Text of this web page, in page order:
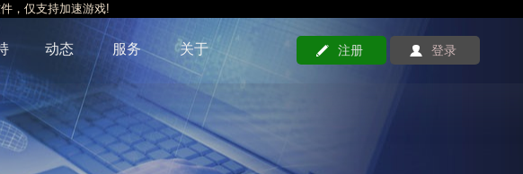
，仅支持加速游戏!
动态 服务 关于 注册 登录